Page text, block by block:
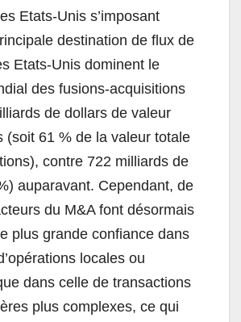
Etats-Unis s’imposant
destination de flux de
Etats-Unis dominent le
des fusions-acquisitions
de dollars de valeur
(soit 61 % de la valeur totale
contre 722 milliards de
auparavant. Cependant, de
du M&A font désormais
plus grande confiance dans
locales ou
dans celle de transactions
plus complexes, ce qui